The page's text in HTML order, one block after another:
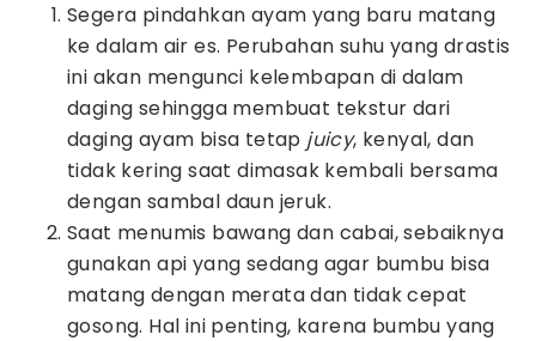
Segera pindahkan ayam yang baru matang
ke dalam air es. Perubahan suhu yang drastis
ini akan mengunci kelembapan di dalam
daging sehingga membuat tekstur dari
daging ayam bisa tetap juicy, kenyal, dan
tidak kering saat dimasak kembali bersama
dengan sambal daun jeruk.
Saat menumis bawang dan cabai, sebaiknya
gunakan api yang sedang agar bumbu bisa
matang dengan merata dan tidak cepat
gosong. Hal ini penting, karena bumbu yang